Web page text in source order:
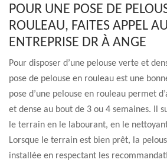
POUR UNE POSE DE
ROULEAU, FAITES APPEL
ENTREPRISE DR À ANGE
Pour disposer d’une pelouse verte et
pose de pelouse en rouleau est une
pose d’une pelouse en rouleau permet
et dense au bout de 3 ou 4 semaines. Il
le terrain en le labourant, en le
Lorsque le terrain est bien prêt, la
installée en respectant les